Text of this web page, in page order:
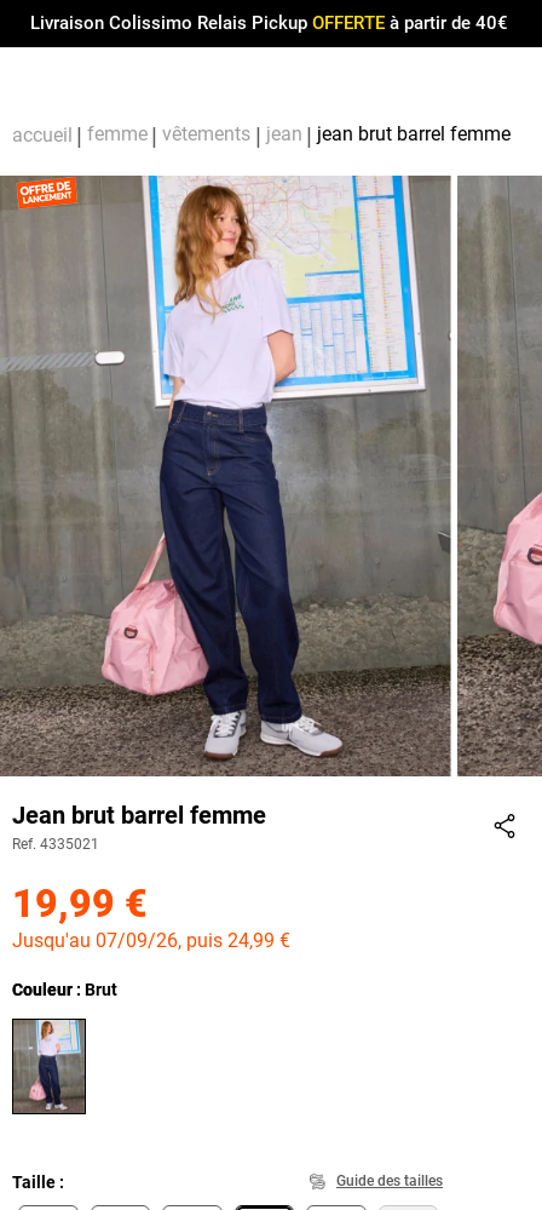
Livraison Colissimo Relais Pickup OFFERTEà partir de 40€
accueil femme vêtements jean jean brut barrel femme
Jean brut barrel femme
Ref. 4335021
19,99 €
Jusqu'au 07/09/26, puis 24,99 €
Couleur
Couleur : Brut
Taille Guide des tailles